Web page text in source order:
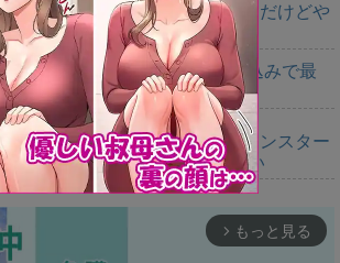
エディションの値段今知ったんだけどや
版モンハンワイルズはDLSS込みで最
離を超えて，一緒に狩る。「モンスター
機能 フレンドリンク開発の狙い
arrow_forward_ios もっと見る